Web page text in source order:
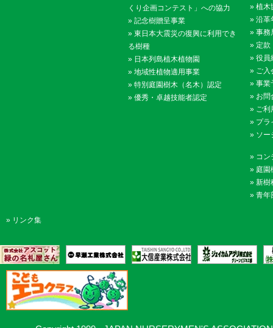
くり企画コンテスト」への協力
» 記念樹贈呈事業
» 東日本大震災の復興に利用でき
る樹種
» 日本列島植木植物園
» 地域性植物適用事業
» 特別庭園樹木（名木）認定
» 優秀・卓越技能者認定
» 植木
» 沿革
» 事務
» 定款
» 役員
» ご入
» 事業
» お問
» ご利
» プラ
» ソー
» コン
» 庭園
» 新樹
» 青年
» リンク集